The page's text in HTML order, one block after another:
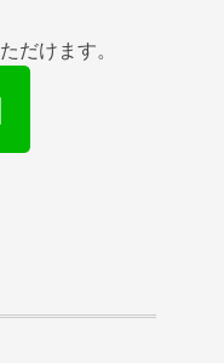
だけます。